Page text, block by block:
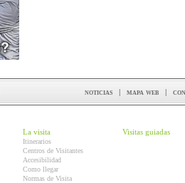
noticias | mapa web |
La visita
Itinerarios
Centros de Visitantes
Accesibilidad
Como llegar
Normas de Visita
Visitas guiadas